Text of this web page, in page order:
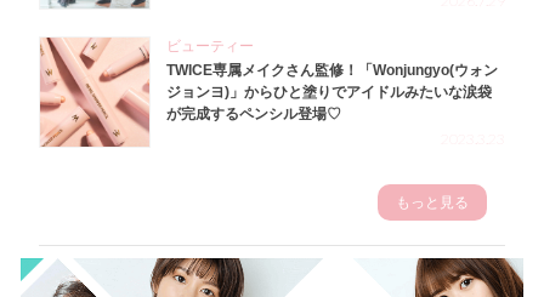
ビューティー
TWICE専属メイクさん監修！「Wonjungyo(ウォン
ジョンヨ)」からひと塗りでアイドルみたいな涙袋
が完成するペンシル登場♡
もっと見る